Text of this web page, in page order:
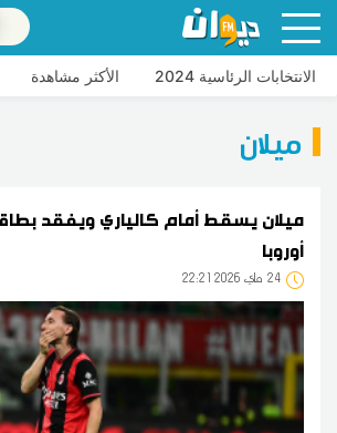
الانتخابات الرئاسية 2024 الأكثر مشاهدة
ميلان
ميلان يسقط أمام كالياري ويفقد
أوروبا
24 22:21 2026 ماي